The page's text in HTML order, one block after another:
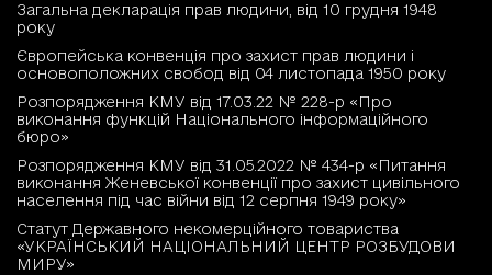
Загальна декларація прав людини, від 10 грудня 1948
року
Європейська конвенція про захист прав людини і
основоположних свобод від 04 листопада 1950 року
Розпорядження КМУ від 17.03.22 № 228-р «Про
виконання функцій Національного інформаційного
бюро»
Розпорядження КМУ від 31.05.2022 № 434-р «Питання
виконання Женевської конвенції про захист цивільного
населення під час війни від 12 серпня 1949 року»
Статут Державного некомерційного товариства
«УКРАЇНСЬКИЙ НАЦІОНАЛЬНИЙ ЦЕНТР РОЗБУДОВИ
МИРУ»